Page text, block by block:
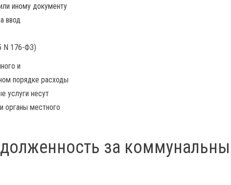
иному документу
ввод
N 176-ФЗ)
и
порядке расходы
услуги несут
органы местного
за